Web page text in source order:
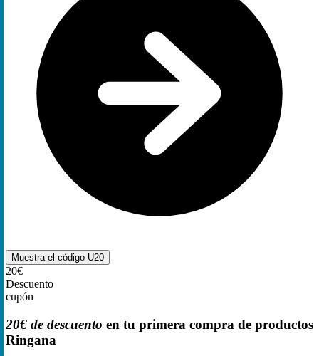
Muestra el código U20
20€
Descuento
cupón
20€ de descuento en tu primera compra de productos
Ringana